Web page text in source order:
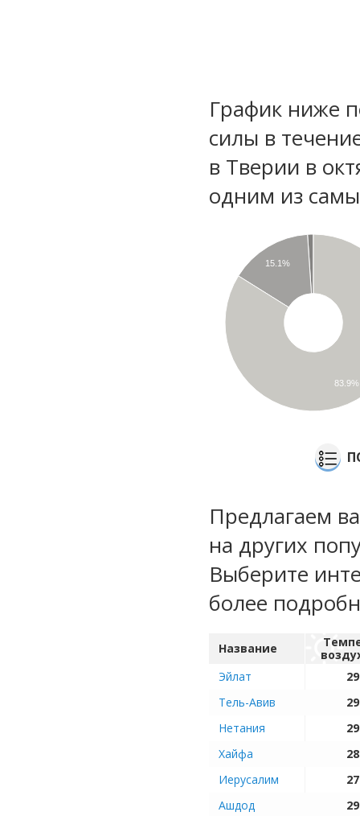
График ниже
силы в
в Тверии в
одним из
15.1%
83.9%
Предлагаем
на других
Выберите
более
Название
Эйлат
Тель-Авив
Нетания
Хайфа
Иерусалим
Ашдод